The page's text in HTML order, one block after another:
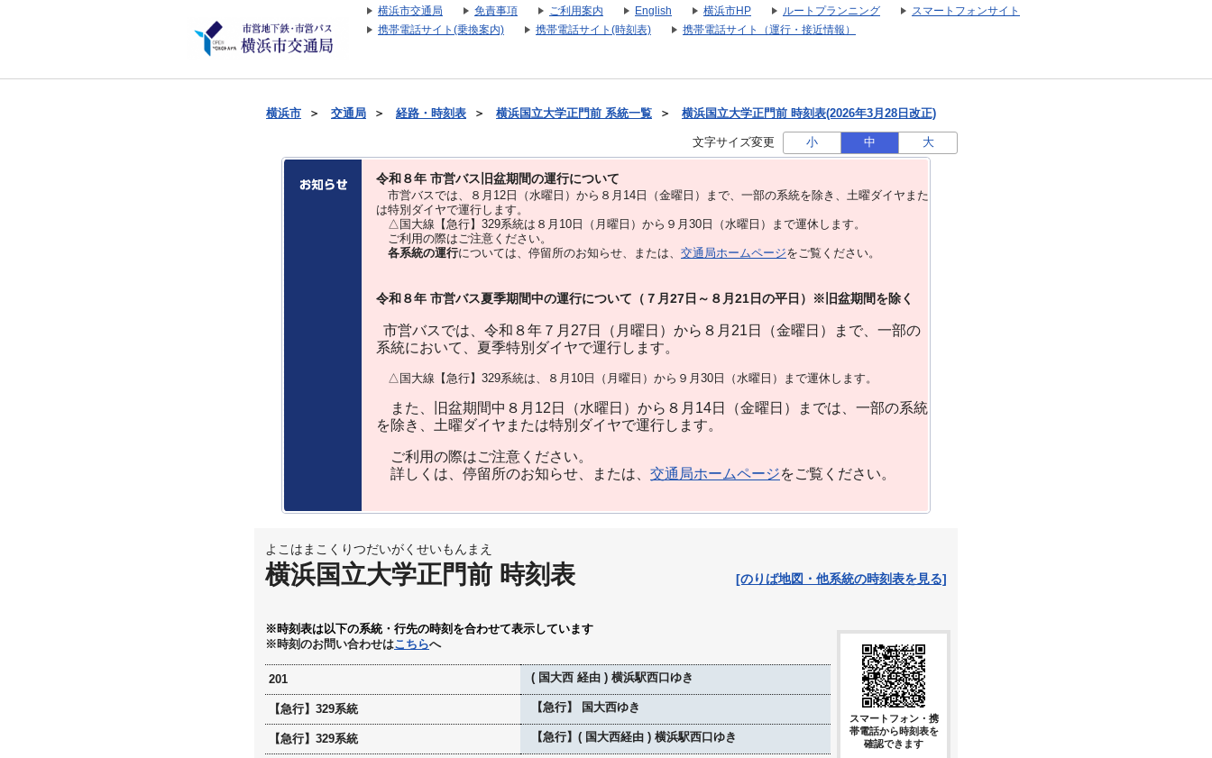
横浜市交通局 免責事項 ご利用案内 English 横浜市HP ルートプランニング
スマートフォンサイト
携帯電話サイト(乗換案内)
携帯電話サイト(時刻表) 携帯電話サイト（運行・接近情報）
横浜市 ＞ 交通局 ＞ 経路・時刻表 ＞ 横浜国立大学正門前 系統一覧 ＞ 横浜国立大学正門前 時刻表(2026年3月28日改正)
文字サイズ変更 小 中 大
令和８年 市営バス旧盆期間の運行について
市営バスでは、８⽉12⽇（水曜日）から８⽉14⽇（金曜日）まで、⼀部の系統を除き、⼟曜ダイヤまた
は特別ダイヤで運⾏します。
△国大線【急行】329系統は８月10日（月曜日）から９月30日（水曜日）まで運休します。
ご利用の際はご注意ください。
各系統の運行については、停留所のお知らせ、または、 交通局ホームページをご覧ください。
令和８年 市営バス夏季期間中の運行について（７月27日～８月21日の平日）※旧盆期間を除く
市営バスでは、令和８年７月27日（月曜日）から８月21日（金曜日）まで、一部の
系統において、夏季特別ダイヤで運行します。
△国大線【急行】329系統は、８月10日（月曜日）から９月30日（水曜日）まで運休します。
また、旧盆期間中８月12日（水曜日）から８月14日（金曜日）までは、一部の系統
を除き、土曜ダイヤまたは特別ダイヤで運行します。
ご利用の際はご注意ください。
詳しくは、停留所のお知らせ、または、 交通局ホームページをご覧ください。
よこはまこくりつだいがくせいもんまえ
横浜国立大学正門前 時刻表 [のりば地図・他系統の時刻表を見る]
※時刻表は以下の系統・行先の時刻を合わせて表示しています
※時刻のお問い合わせはこちらへ
201 ( 国大西 経由 ) 横浜駅西口ゆき
【急行】329系統 【急行】 国大西ゆき
【急行】329系統 【急行】( 国大西経由 ) 横浜駅西口ゆき
スマートフォン・携
帯電話から時刻表を
確認できます